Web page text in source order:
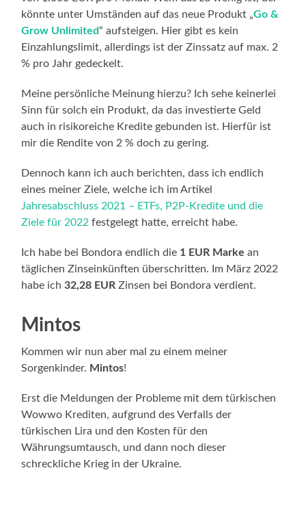
könnte unter Umständen auf das neue Produkt „Go &
Grow Unlimited“ aufsteigen. Hier gibt es kein
Einzahlungslimit, allerdings ist der Zinssatz auf max. 2
% pro Jahr gedeckelt.
Meine persönliche Meinung hierzu? Ich sehe keinerlei
Sinn für solch ein Produkt, da das investierte Geld
auch in risikoreiche Kredite gebunden ist. Hierfür ist
mir die Rendite von 2 % doch zu gering.
Dennoch kann ich auch berichten, dass ich endlich
eines meiner Ziele, welche ich im Artikel
Jahresabschluss 2021 – ETFs, P2P-Kredite und die
Ziele für 2022 festgelegt hatte, erreicht habe.
Ich habe bei Bondora endlich die 1 EUR Marke an
täglichen Zinseinkünften überschritten. Im März 2022
habe ich32,28 EURZinsen bei Bondora verdient.
Mintos
Kommen wir nun aber mal zu einem meiner
Sorgenkinder. Mintos!
Erst die Meldungen der Probleme mit dem türkischen
Wowwo Krediten, aufgrund des Verfalls der
türkischen Lira und den Kosten für den
Währungsumtausch, und dann noch dieser
schreckliche Krieg in der Ukraine.